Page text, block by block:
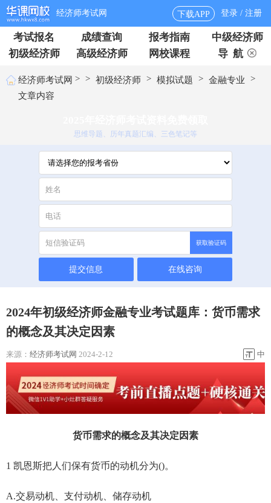
经济师考试网 下载APP 登录 / 注册
考试报名 成绩查询 报考指南
中级经济师
初级经济师
高级经济师 网校课程 导 航
经济师考试网 > > 初级经济师 > 模拟试题 > 金融专业
>
文章内容
思维导题、历年真题汇编、三色笔记等
获取验证码
提交信息 在线咨询
2024年初级经济师金融专业考试题库：货币需求
的概念及其决定因素
来源： 经济师考试网 2024-2-12 中
货币需求的概念及其决定因素
1 凯恩斯把人们保有货币的动机分为()。
A.交易动机、支付动机、储存动机